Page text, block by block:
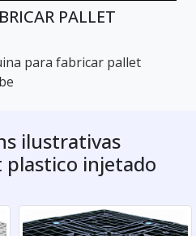
PALLET
para fabricar pallet
ilustrativas
plastico injetado